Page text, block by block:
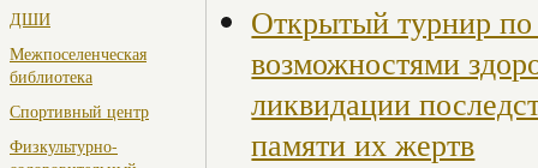
ДШИ
Межпоселенческая
библиотека
Спортивный центр
Физкультурно-
Открытый турнир
возможностями
ликвидации
памяти их жертв